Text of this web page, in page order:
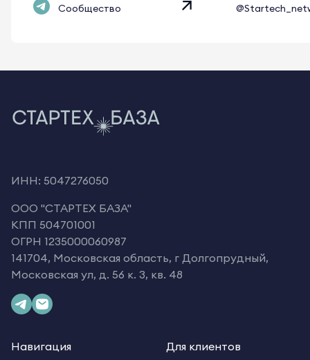
Сообщество
ИНН: 5047276050
OOO "СТАРТЕХ БАЗА"
КПП 504701001
ОГРН 1235000060987
141704, Московская область, г Долгопрудный,
Московская ул, д. 56 к. 3, кв. 48
Навигация
Для клиентов